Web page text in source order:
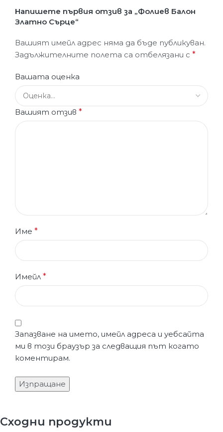
Напишете първия отзив за „Фолиев Балон
Златно Сърце“
Вашият имейл адрес няма да бъде публикуван.
Задължителните полета са отбелязани с *
Вашата оценка
Вашият отзив *
Име *
Имейл *
Запазване на името, имейл адреса и уебсайта
ми в този браузър за следващия път когато
коментирам.
Сходни продукти